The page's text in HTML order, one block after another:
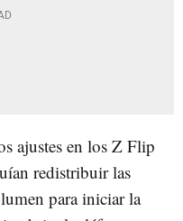
ajustes en los Z Flip
redistribuir las
para iniciar la